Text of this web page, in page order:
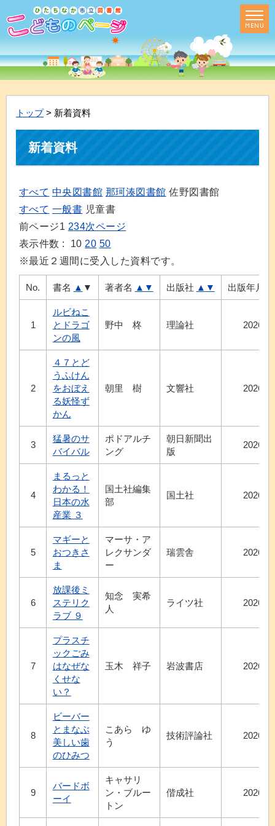
トップ> 新着資料
新着資料
すべて 中央図書館 那珂湊図書館 佐野図書館
すべて 一般書 児童書
前ページ1 234次ページ
表示件数 : 10 20 50
※最近２週間に受入した資料です。
No. 書名 ▲ ▼ 著者名 ▲ ▼ 出版社 ▲ ▼ 出版年月
1
ルビねこ
とドラゴ
ンの風
野中 柊 理論社 2026.7
2
４７とど
うふけん
をおぼえ
る妖怪ず
かん
朝里 樹 文響社 2026.7
3
猛暑のサ
バイバル
ポドアルチ
ング
朝日新聞出
版
2026.6
4
まるっと
わかる！
日本の水
産業 ３
国土社編集
部
国土社 2026.7
5
マギーと
おつきさ
ま
マーサ・ア
レクサンダ
ー
瑞雲舎 2026.8
6
放課後ミ
ステリク
ラブ ９
知念 実希
人
ライツ社 2026.7
7
プラスチ
ックごみ
はなぜな
くせな
い？
玉木 祥子 岩波書店 2026.7
8
ビーバー
とまなぶ
美しい歯
のひみつ
こあら ゆ
う
技術評論社 2026.7
9
バードボ
ーイ
キャサリ
ン・ブルー
トン
偕成社 2026.7